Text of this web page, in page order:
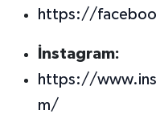
https://
İnstagram:
https://
m/